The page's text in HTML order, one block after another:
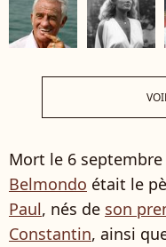
Mort le 6 septembre
Belmondo était le
Paul, nés de son
Constantin, ainsi